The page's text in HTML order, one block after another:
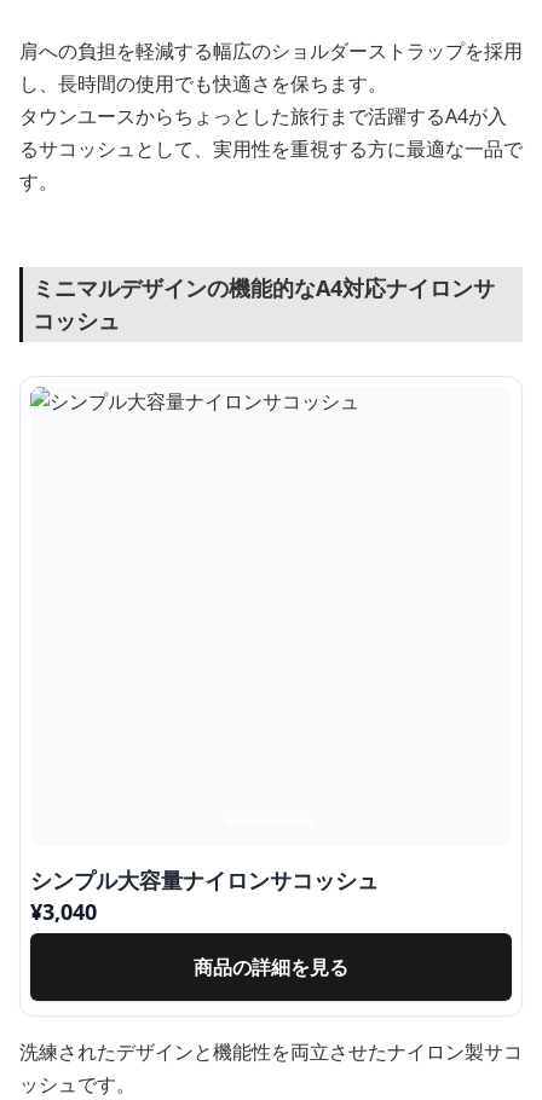
肩への負担を軽減する幅広のショルダーストラップを採用
し、長時間の使用でも快適さを保ちます。
タウンユースからちょっとした旅行まで活躍するA4が入
るサコッシュとして、実用性を重視する方に最適な一品で
す。
ミニマルデザインの機能的なA4対応ナイロンサ
コッシュ
シンプル大容量ナイロンサコッシュ
¥3,040
商品の詳細を見る
洗練されたデザインと機能性を両立させたナイロン製サコ
ッシュです。